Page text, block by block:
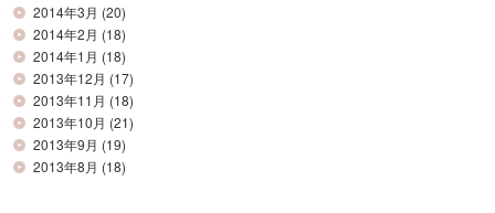
2014年3月 (20)
2014年2月 (18)
2014年1月 (18)
2013年12月 (17)
2013年11月 (18)
2013年10月 (21)
2013年9月 (19)
2013年8月 (18)